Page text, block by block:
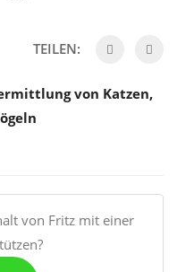
TEILEN:
von Katzen,
von Fritz mit einer